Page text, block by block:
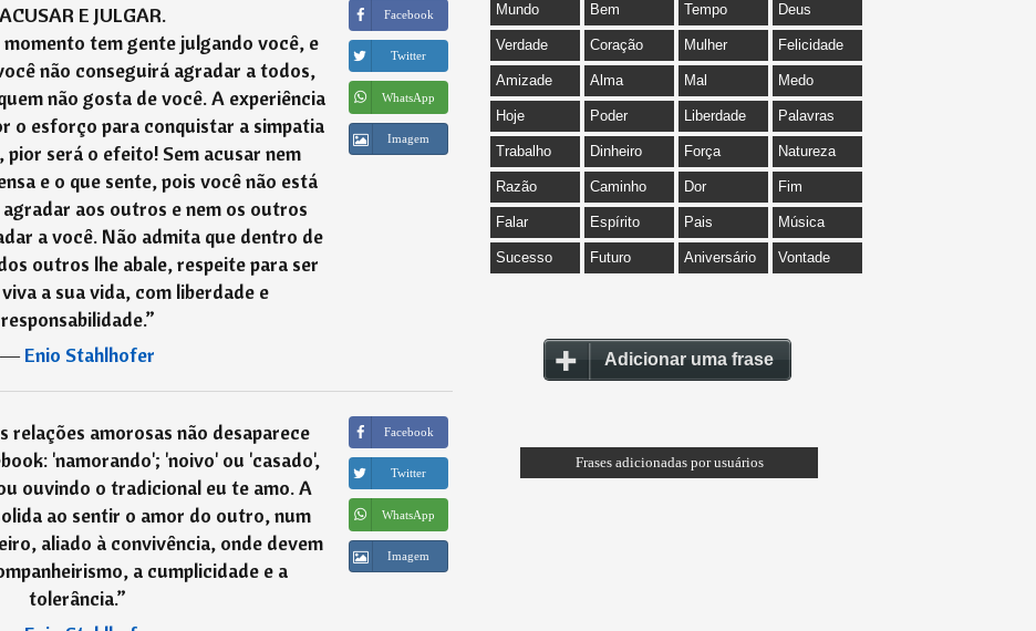
E JULGAR.
tem gente julgando você, e
não conseguirá agradar a todos,
não gosta de você. A experiência
o esforço para conquistar a simpatia
pior será o efeito! Sem acusar nem
e o que sente, pois você não está
aos outros e nem os outros
a você. Não admita que dentro de
outros lhe abale, respeite para ser
a sua vida, com liberdade e
responsabilidade.”
―Enio Stahlhofer
Facebook
Twitter
WhatsApp
Imagem
relações amorosas não desaparece
'namorando'; 'noivo' ou 'casado',
ouvindo o tradicional eu te amo. A
ao sentir o amor do outro, num
aliado à convivência, onde devem
a cumplicidade e a
tolerância.”
Facebook
Twitter
WhatsApp
Imagem
Mundo Bem Tempo Deus
Verdade Coração Mulher Felicidade
Amizade Alma Mal Medo
Hoje Poder Liberdade Palavras
Trabalho Dinheiro Força Natureza
Razão Caminho Dor Fim
Falar Espírito Pais Música
Sucesso Futuro Aniversário Vontade
Adicionar uma frase
Frases adicionadas por usuários